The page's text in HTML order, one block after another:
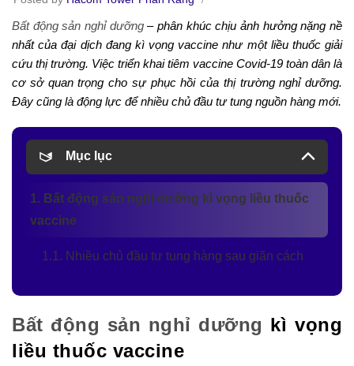
Bất động sản nghỉ dưỡng– phân khúc chịu ảnh hưởng nặng nề
nhất của đại dịch đang kì vọng vaccine như một liều thuốc giải
cứu thị trường. Việc triển khai tiêm vaccine Covid-19 toàn dân là
cơ sở quan trọng cho sự phục hồi của thị trường nghỉ dưỡng.
Đây cũng là động lực để nhiều chủ đầu tư tung nguồn hàng mới.
Mục lục
1. Bất động sản nghỉ dưỡng kì vọng liều thuốc
vaccine
1.1. Nhiều chủ đầu tư tung hàng sau giãn cách
Bất động sản nghỉ dưỡng kì vọng
liều thuốc vaccine